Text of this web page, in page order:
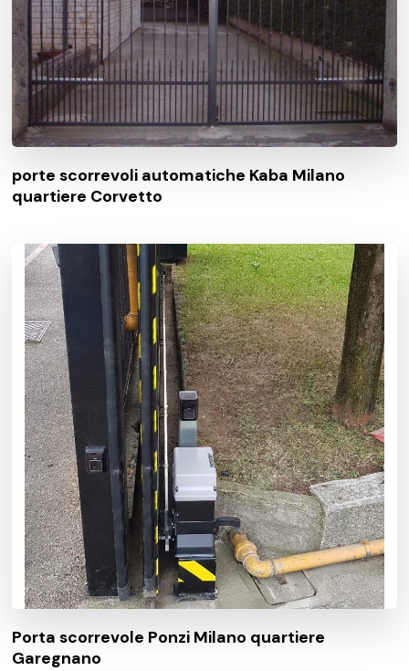
porte scorrevoli automatiche Kaba Milano
quartiere Corvetto
Porta scorrevole Ponzi Milano quartiere
Garegnano